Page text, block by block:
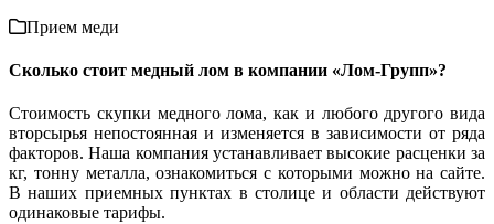
Прием меди
Сколько стоит медный лом в компании «Лом-Групп»?
Стоимость скупки медного лома, как и любого другого вида
вторсырья непостоянная и изменяется в зависимости от ряда
факторов. Наша компания устанавливает высокие расценки за
кг, тонну металла, ознакомиться с которыми можно на сайте.
В наших приемных пунктах в столице и области действуют
одинаковые тарифы.